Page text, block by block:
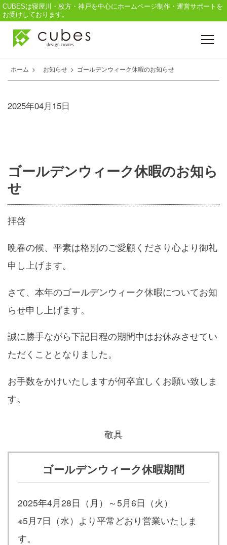
CUBESは寝屋川・枚方・神戸を中心にホームページ制作・運営サポートを
お受けしております。
Cubesについて
撮影 / 映像編集
制作実績
Blog
ホーム > お知らせ > ゴールデンウィーク休暇のお知らせ
2025年04月15日
ゴールデンウィーク休暇のお知ら
せ
拝啓
晩春の候、平素は格別のご愛顧くださり心より御礼
申し上げます。
さて、本年のゴールデンウィーク休暇についてお知
らせ申し上げます。
誠に勝手ながら下記日程の期間中はお休みさせてい
ただくこととなりました。
お手数をかけいたしますが何卒宜しくお願い致しま
す。
敬具
ゴールデンウィーク休暇期間
2025年4月28日（月）～5月6日（火）
※5月7日（水）より平常どおり営業いたしま
す。